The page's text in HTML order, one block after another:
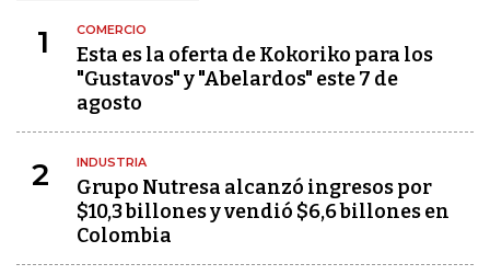
1 COMERCIO
Esta es la oferta de Kokoriko para los
"Gustavos" y "Abelardos" este 7 de
agosto
2 INDUSTRIA
Grupo Nutresa alcanzó ingresos por
$10,3 billones y vendió $6,6 billones en
Colombia